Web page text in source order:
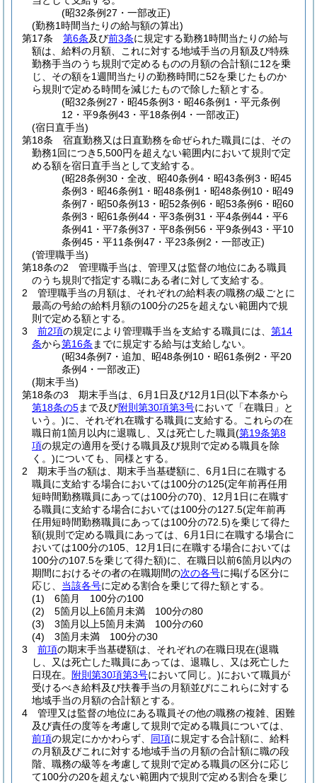
(昭32条例27・一部改正)
(勤務1時間当たりの給与額の算出)
第17条
第6条及び前3条に規定する勤務1時間当たりの給与
額は、給料の月額、これに対する地域手当の月額及び特殊
勤務手当のうち規則で定めるものの月額の合計額に12を乗
じ、その額を1週間当たりの勤務時間に52を乗じたものか
ら規則で定める時間を減じたもので除した額とする。
(昭32条例27・昭45条例3・昭46条例1・平元条例
12・平9条例43・平18条例4・一部改正)
(宿日直手当)
第18条
宿直勤務又は日直勤務を命ぜられた職員には、その
勤務1回につき5,500円を超えない範囲内において規則で定
める額を宿日直手当として支給する。
(昭28条例30・全改、昭40条例4・昭43条例3・昭45
条例3・昭46条例1・昭48条例1・昭48条例10・昭49
条例7・昭50条例13・昭52条例6・昭53条例6・昭60
条例3・昭61条例44・平3条例31・平4条例44・平6
条例41・平7条例37・平8条例56・平9条例43・平10
条例45・平11条例47・平23条例2・一部改正)
(管理職手当)
第18条の2
管理職手当は、管理又は監督の地位にある職員
のうち規則で指定する職にある者に対して支給する。
2
管理職手当の月額は、それぞれの給料表の職務の級ごとに
最高の号給の給料月額の100分の25を超えない範囲内で規
則で定める額とする。
3
前2項の規定により管理職手当を支給する職員には、 第14
条から第16条 までに規定する給与は支給しない。
(昭34条例7・追加、昭48条例10・昭61条例2・平20
条例4・一部改正)
(期末手当)
第18条の3
期末手当は、6月1日及び12月1日(以下本条から
第18条の5まで及び附則第30項第3号において「在職日」と
いう。)に、それぞれ在職する職員に支給する。
これらの在
職日前1箇月以内に退職し、又は死亡した職員(第19条第8
項の規定の適用を受ける職員及び規則で定める職員を除
く。)についても、同様とする。
2
期末手当の額は、期末手当基礎額に、6月1日に在職する
職員に支給する場合においては100分の125(定年前再任用
短時間勤務職員にあっては100分の70) 、12月1日に在職す
る職員に支給する場合においては100分の127.5(定年前再
任用短時間勤務職員にあっては100分の72.5)を乗じて得た
額(規則で定める職員にあっては、6月1日に在職する場合に
おいては100分の105、12月1日に在職する場合においては
100分の107.5を乗じて得た額)に、在職日以前6箇月以内の
期間におけるその者の在職期間の次の各号に掲げる区分に
応じ、 当該各号に定める割合を乗じて得た額とする。
(1)
6箇月 100分の100
(2)
5箇月以上6箇月未満 100分の80
(3)
3箇月以上5箇月未満 100分の60
(4)
3箇月未満 100分の30
3
前項の期末手当基礎額は、それぞれの在職日現在(退職
し、又は死亡した職員にあっては、退職し、又は死亡した
日現在。
附則第30項第3号において同じ。)において職員が
受けるべき給料及び扶養手当の月額並びにこれらに対する
地域手当の月額の合計額とする。
4
管理又は監督の地位にある職員その他の職務の複雑、困難
及び責任の度等を考慮して規則で定める職員については、
前項の規定にかかわらず、 同項に規定する合計額に、給料
の月額及びこれに対する地域手当の月額の合計額に職の段
階、職務の級等を考慮して規則で定める職員の区分に応じ
て100分の20を超えない範囲内で規則で定める割合を乗じ